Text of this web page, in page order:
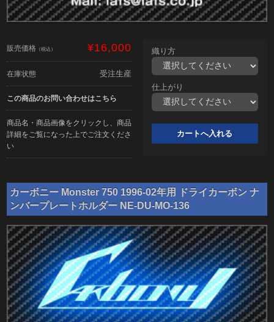
販売価格 （税込） ¥16,000
在庫状態 受注生産
この商品のお問い合わせはこちら
商品名・商品画像をクリックし、商品
詳細をご覧になった上でご注文くださ
い
織り方
仕上がり
カーボニー Monster 750 1996-02年用 ドライカーボン ナ
ンバープレートホルダー NE-DU-MO-136